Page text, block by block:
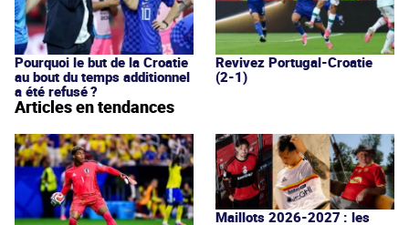
Pourquoi le but de la Croatie
au bout du temps additionnel
a été refusé ?
Revivez Portugal-Croatie
(2-1)
Articles en tendances
Maillots 2026-2027 : les